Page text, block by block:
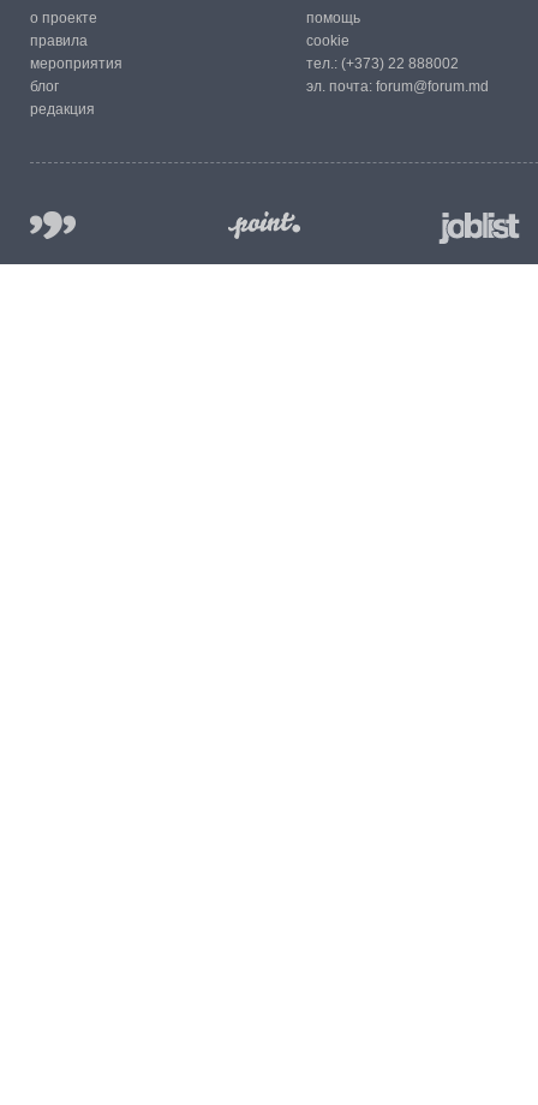
о проекте
правила
мероприятия
блог
редакция
помощь
cookie
тел.: (+373) 22 888002
эл. почта: forum@forum.md